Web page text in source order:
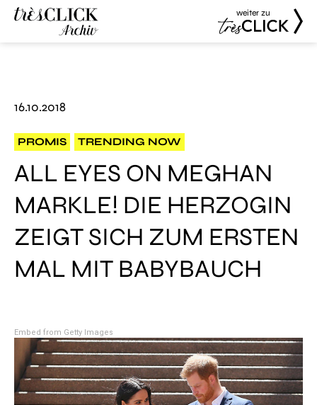
weiter zu
16.10.2018
PROMIS TRENDING NOW
ALL EYES ON MEGHAN
MARKLE! DIE HERZOGIN
ZEIGT SICH ZUM ERSTEN
MAL MIT BABYBAUCH
Embed from Getty Images